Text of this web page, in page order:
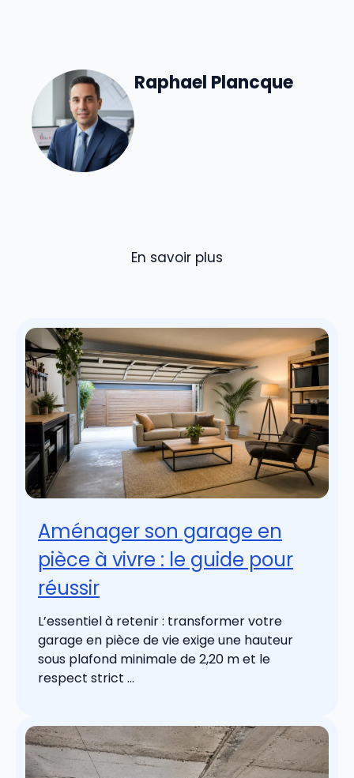
Raphael Plancque
En savoir plus
Aménager son garage en
pièce à vivre : le guide pour
réussir
L’essentiel à retenir : transformer votre
garage en pièce de vie exige une hauteur
sous plafond minimale de 2,20 m et le
respect strict ...